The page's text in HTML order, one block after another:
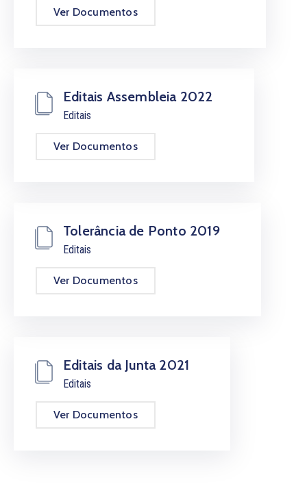
Ver Documentos
Editais Assembleia 2022
Editais
Ver Documentos
Tolerância de Ponto 2019
Editais
Ver Documentos
Editais da Junta 2021
Editais
Ver Documentos